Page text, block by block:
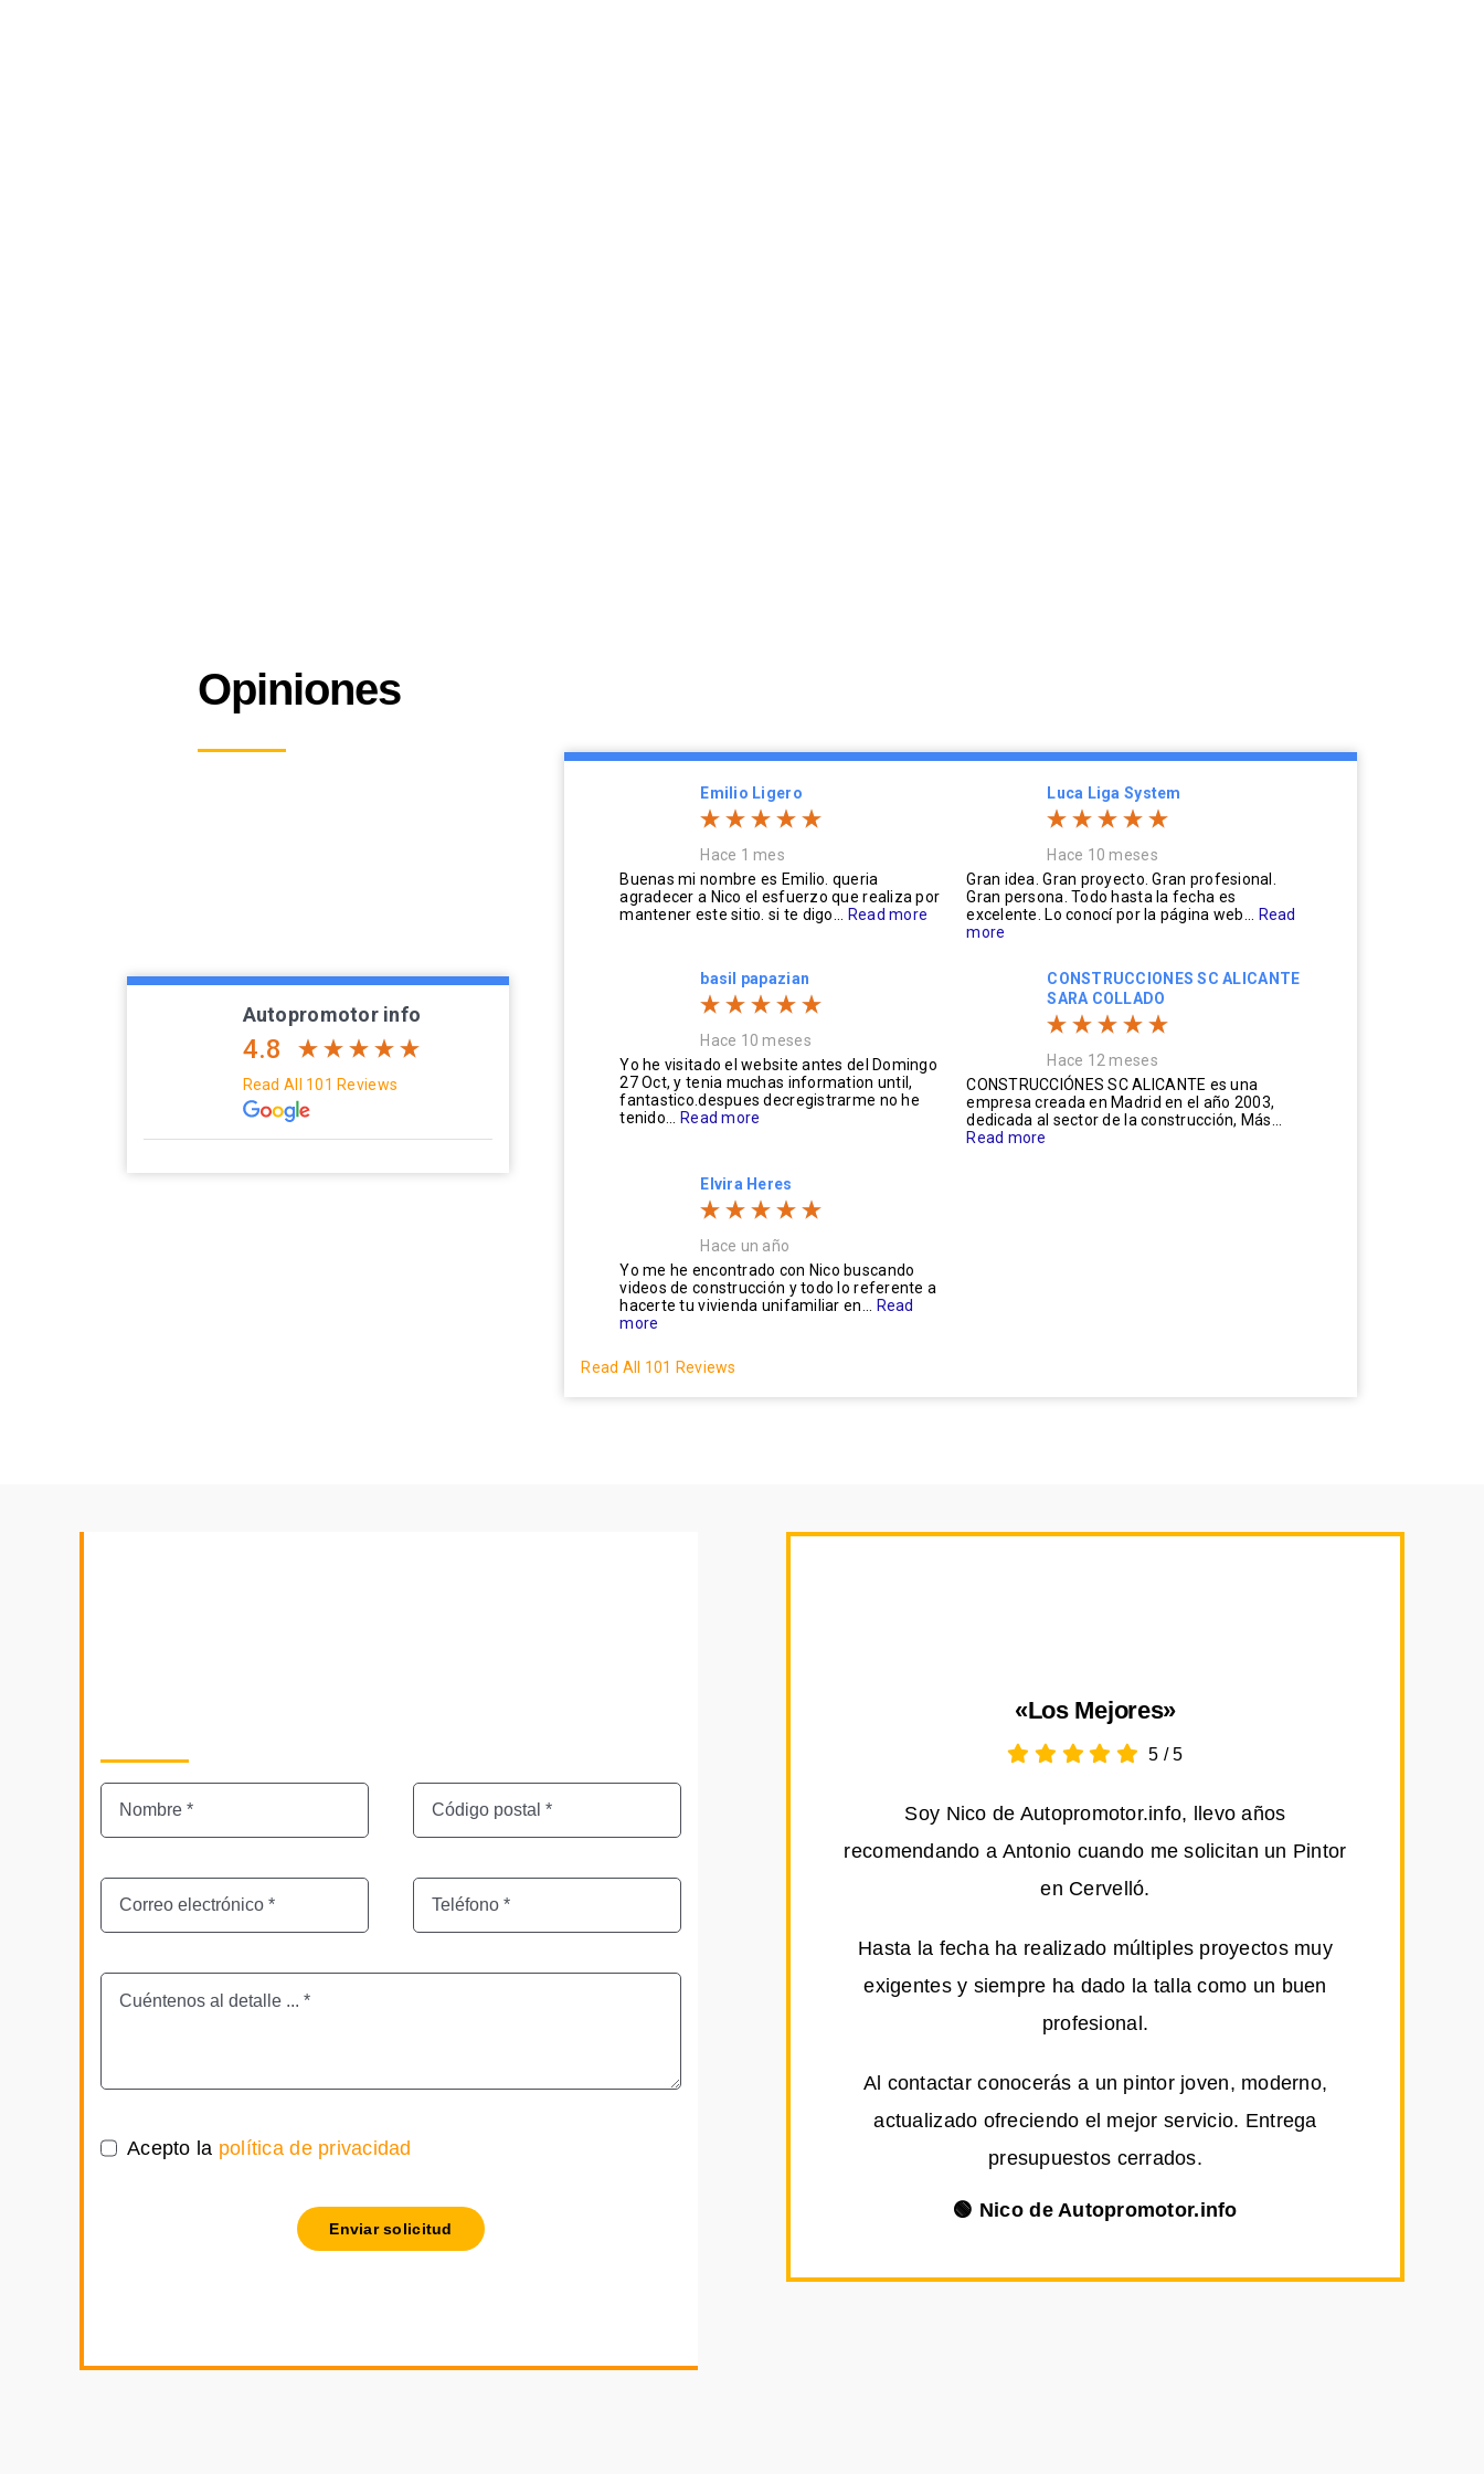
Opiniones
Autopromotor info
4.8
Read All 101 Reviews
Emilio Ligero
Hace 1 mes
Buenas mi nombre es Emilio. queria
agradecer a Nico el esfuerzo que realiza por
mantener este sitio. si te digo... Read more
Luca Liga System
Hace 10 meses
Gran idea. Gran proyecto. Gran profesional.
Gran persona. Todo hasta la fecha es
excelente. Lo conocí por la página web... Read
more
basil papazian
Hace 10 meses
Yo he visitado el website antes del Domingo
27 Oct, y tenia muchas information until,
fantastico.despues decregistrarme no he
tenido... Read more
CONSTRUCCIONES SC ALICANTE
SARA COLLADO
Hace 12 meses
CONSTRUCCIÓNES SC ALICANTE es una
empresa creada en Madrid en el año 2003,
dedicada al sector de la construcción, Más...
Read more
Elvira Heres
Hace un año
Yo me he encontrado con Nico buscando
videos de construcción y todo lo referente a
hacerte tu vivienda unifamiliar en... Read
more
Read All 101 Reviews
Acepto la política de privacidad
Enviar solicitud
«Los Mejores»
5 /5
Soy Nico de Autopromotor.info, llevo años
recomendando a Antonio cuando me solicitan un Pintor
en Cervelló.
Hasta la fecha ha realizado múltiples proyectos muy
exigentes y siempre ha dado la talla como un buen
profesional.
Al contactar conocerás a un pintor joven, moderno,
actualizado ofreciendo el mejor servicio. Entrega
presupuestos cerrados.
🟢 Nico de Autopromotor.info